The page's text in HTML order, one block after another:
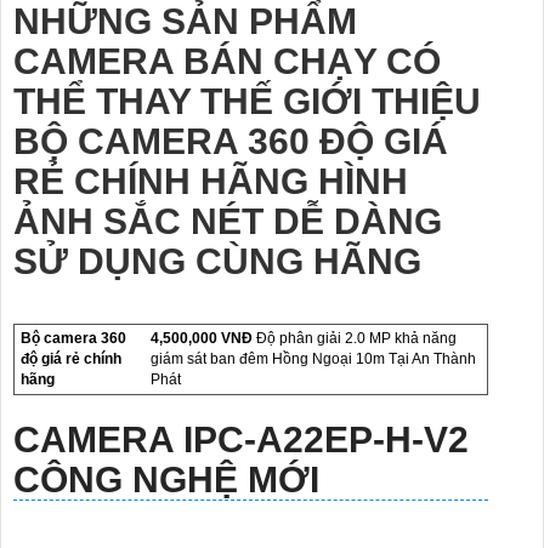
NHỮNG SẢN PHẨM
CAMERA BÁN CHẠY CÓ
THỂ THAY THẾ GIỚI THIỆU
BỘ CAMERA 360 ĐỘ GIÁ
RẺ CHÍNH HÃNG HÌNH
ẢNH SẮC NÉT DỄ DÀNG
SỬ DỤNG CÙNG HÃNG
Bộ camera 360
độ giá rẻ chính
hãng
4,500,000 VNĐ Độ phân giải 2.0 MP khả năng
giám sát ban đêm Hồng Ngoại 10m Tại An Thành
Phát
CAMERA IPC-A22EP-H-V2
CÔNG NGHỆ MỚI